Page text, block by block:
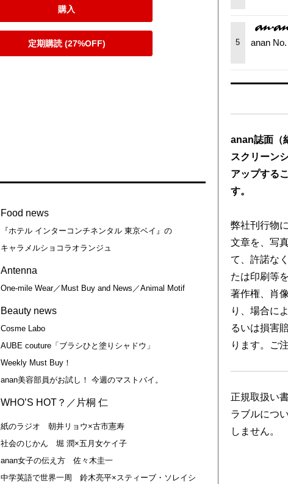
購入
定期購読 (27%OFF)
Food news
『ホテル インターコンチネンタル 東京ベイ』の
キャラメルショコラオランジュ
Antenna
One-mile Wear／Must Buy and News／Animal Motif
Beauty news
Cosme Labo
AUBE couture「ブラシひと塗りシャドウ」
Weekly Must Buy！
anan美容部員がお試し！ 今週のマストバイ。
WHO’S HOT？／片桐 仁
紙のラジオ 朝井リョウ×古市憲寿
社会のじかん 堀 潤×五月女ケイ子
anan女子の伝え方 佐々木圭一
中学英語で世界一周 鈴木亮平×スティーブ・ソレイシ
5 anan
anan誌面（
スクリーン
アップする
す。
弊社刊行物
文章を、写
て、許諾な
たは印刷等
著作権、肖
り、場合に
るいは損害
ります。ご
正規取扱い
ラブルにつ
しません。